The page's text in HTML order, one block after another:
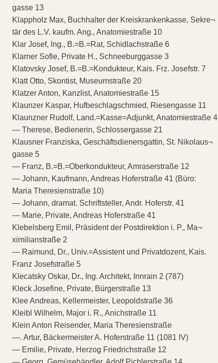
gasse 13
Klappholz Max, Buchhalter der Kreiskrankenkasse, Sekre¬
tär des L.V. kaufm. Ang., Anatomiestraße 10
Klar Josef, Ing., B.=B.=Rat, Schidlachstraße 6
Klarner Sofie, Private H., Schneeburggasse 3
Klatovsky Josef, B.=B.=Kondukteur, Kais. Frz. Josefstr. 7
Klatt Otto, Skontist, Museumstraße 20
Klatzer Anton, Kanzlist, Anatomiestraße 15
Klaunzer Kaspar, Hufbeschlagschmied, Riesengasse 11
Klaunzner Rudolf, Land.=Kasse=Adjunkt, Anatomiestraße 4
— Therese, Bedienerin, Schlossergasse 21
Klausner Franziska, Geschäftsdienersgattin, St. Nikolaus¬
gasse 5
— Franz, B.=B.=Oberkondukteur, Amraserstraße 12
— Johann, Kaufmann, Andreas Hoferstraße 41 (Büro:
Maria Theresienstraße 10)
— Johann, dramat. Schriftsteller, Andr. Hoferstr. 41
— Marie, Private, Andreas Hoferstraße 41
Klebelsberg Emil, Präsident der Postdirektion i. P., Ma¬
ximilianstraße 2
— Raimund, Dr., Univ.=Assistent und Privatdozent, Kais.
Franz Josefstraße 5
Klecatsky Oskar, Dr., Ing. Architekt, Innrain 2 (787)
Kleck Josefine, Private, Bürgerstraße 13
Klee Andreas, Kellermeister, Leopoldstraße 36
Kleibl Wilhelm, Major i. R., Anichstraße 11
Klein Anton Reisender, Maria Theresienstraße
—. Artur, Bäckermeister A. Hoferstraße 11 (1081 IV)
— Emilie, Private, Herzog Friedrichstraße 12